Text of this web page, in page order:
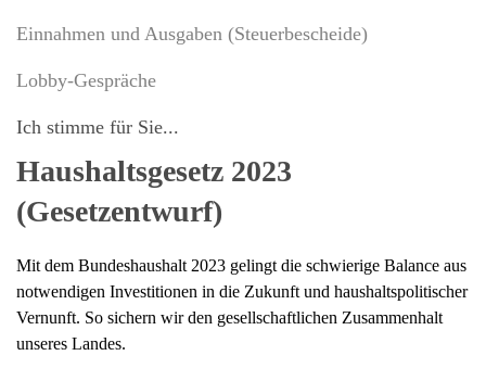
Einnahmen und Ausgaben (Steuerbescheide)
Lobby-Gespräche
Ich stimme für Sie...
Haushaltsgesetz 2023
(Gesetzentwurf)
Mit dem Bundeshaushalt 2023 gelingt die schwierige Balance aus
notwendigen Investitionen in die Zukunft und haushaltspolitischer
Vernunft. So sichern wir den gesellschaftlichen Zusammenhalt
unseres Landes.